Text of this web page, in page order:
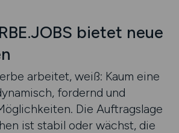
bietet neue
arbeitet, weiß: Kaum eine
fordernd und
Die Auftragslage
ist stabil oder wächst, die